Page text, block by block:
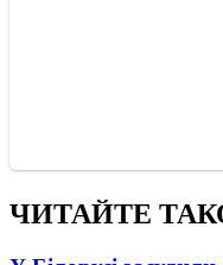
ЧИТАЙТЕ